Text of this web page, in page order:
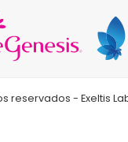
reservados - Exeltis